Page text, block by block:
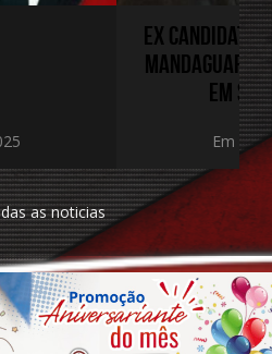
EX CANDIDATO
MANDAGUARI
EM
Em 04/
as noticias